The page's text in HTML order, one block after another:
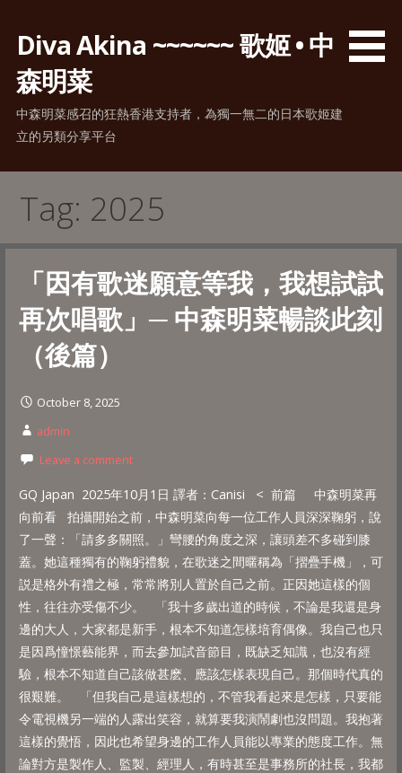
content
Diva Akina ~~~~~~ 歌姬 • 中
森明菜
中森明菜感召的狂熱香港支持者，為獨一無二的日本歌姬建
立的另類分享平台
Tag: 2025
「因有歌迷願意等我，我想試試
再次唱歌」─ 中森明菜暢談此刻
（後篇）
October 8, 2025
admin
Leave a comment
GQ Japan 2025年10月1日 譯者：Canisi < 前篇 中森明菜再
向前看 拍攝開始之前，中森明菜向每一位工作人員深深鞠躬，說
了一聲：「請多多關照。」彎腰的角度之深，讓頭差不多碰到膝
蓋。她這種獨有的鞠躬禮貌，在歌迷之間暱稱為「摺疊手機」，可
説是格外有禮之極，常常將別人置於自己之前。正因她這樣的個
性，往往亦受傷不少。 「我十多歲出道的時候，不論是我還是身
邊的大人，大家都是新手，根本不知道怎樣培育偶像。我自己也只
是因爲憧憬藝能界，而去參加試音節目，既缺乏知識，也沒有經
驗，根本不知道自己該做甚麽、應該怎樣表現自己。那個時代真的
很艱難。 「但我自己是這樣想的，不管我看起來是怎樣，只要能
令電視機另一端的人露出笑容，就算要我演鬧劇也沒問題。我抱著
這樣的覺悟，因此也希望身邊的工作人員能以專業的態度工作。無
論對方是製作人、監製、經理人，有時甚至是事務所的社長，我都